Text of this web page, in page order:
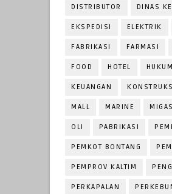
DISTRIBUTOR DINAS
EKSPEDISI ELEKTRIK
FABRIKASI FARMASI
FOOD HOTEL HUKUM
KEUANGAN
MALL MARINE MIGAS
OLI PABRIKASI
PEMKOT BONTANG
PEMPROV KALTIM
PERKAPALAN